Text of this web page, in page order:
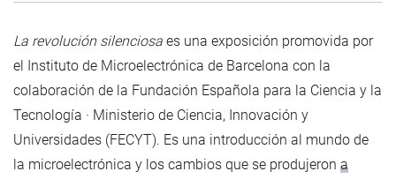
La revolución silenciosa es una exposición promovida por
el Instituto de Microelectrónica de Barcelona con la
colaboración de la Fundación Española para la Ciencia y la
Tecnología · Ministerio de Ciencia, Innovación y
Universidades (FECYT). Es una introducción al mundo de
la microelectrónica y los cambios que se produjeron a